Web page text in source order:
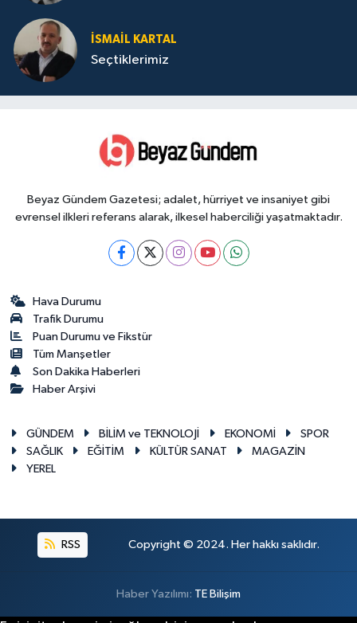
İSMAIL KARTAL
Seçtiklerimiz
Beyaz Gündem Gazetesi; adalet, hürriyet ve insaniyet gibi
evrensel ilkleri referans alarak, ilkesel haberciliği yaşatmaktadır.
Hava Durumu
Trafik Durumu
Puan Durumu ve Fikstür
Tüm Manşetler
Son Dakika Haberleri
Haber Arşivi
GÜNDEM BİLİM ve TEKNOLOJİ EKONOMİ
SPOR
SAĞLIK
EĞİTİM KÜLTÜR SANAT
MAGAZİN
YEREL
RSS Copyright © 2024. Her hakkı saklıdır.
Haber Yazılımı: TE Bilişim